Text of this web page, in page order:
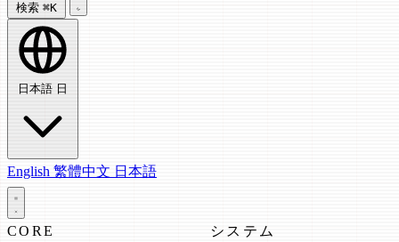
検索 ⌘K
日本語 日
English 繁體中文 日本語
CORE システム